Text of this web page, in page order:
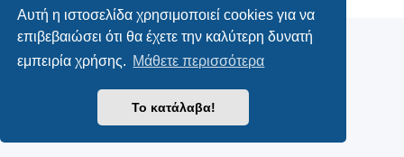
Αυτή η ιστοσελίδα χρησιμοποιεί cookies για να
επιβεβαιώσει ότι θα έχετε την καλύτερη δυνατή
εμπειρία χρήσης. Μάθετε περισσότερα
Το κατάλαβα!